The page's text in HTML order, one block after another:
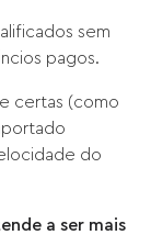
sem
pagos.
certas (como
do
a ser mais